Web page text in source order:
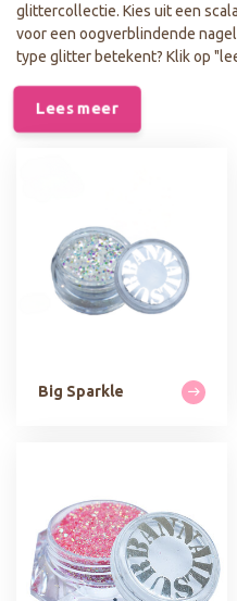
glittercollectie. Kies uit een
voor een oogverblindende
type glitter betekent? Klik op
Lees meer
Big Sparkle